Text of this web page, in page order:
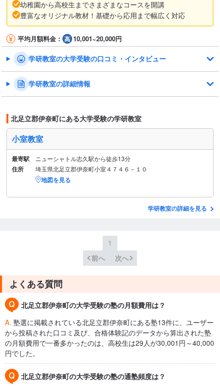
幼稚園から高校生までさまざまなコースを開講
豊富なオリジナル教材！基礎から応用まで幅広く対応
平均月額料金： 10,001~20,000円
学研教室の大学受験の口コミ・インタビュー
学研教室の詳細情報
北足立郡伊奈町にある大学受験の学研教室
小室教室
最寄駅 ニューシャトル志久駅から徒歩13分
住所 埼玉県北足立郡伊奈町小室４７４６－１０
地図を見る
学研教室の詳細を見る
1
前へ
次へ
よくある質問
北足立郡伊奈町の大学受験の塾の月額費用は？
A. 塾選に掲載されている北足立郡伊奈町にある塾13件に、ユーザー
から投稿された口コミ及び、合格体験記のデータから算出された塾
の月額費用で一番多かったのは、高校生は29人が30,001円～40,000
円でした。
北足立郡伊奈町の大学受験の塾の通塾頻度は？